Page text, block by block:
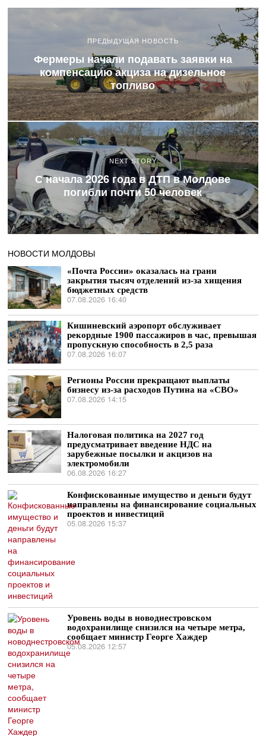
ПРЕДЫДУЩАЯ НОВОСТЬ
Фермеры начали подавать заявки на
компенсацию акциза на дизельное
топливо
NEXT STORY
С начала 2026 года в ДТП в Молдове
погибли почти 50 человек
НОВОСТИ МОЛДОВЫ
«Почта России» оказалась на грани
закрытия тысяч отделений из-за хищения
бюджетных средств
07.08.2026 16:40
Кишиневский аэропорт обслуживает
рекордные 1900 пассажиров в час, превышая
пропускную способность в 2,5 раза
07.08.2026 16:07
Регионы России прекращают выплаты
бизнесу из-за расходов Путина на «СВО»
07.08.2026 14:15
Налоговая политика на 2027 год
предусматривает введение НДС на
зарубежные посылки и акцизов на
электромобили
06.08.2026 16:27
Конфискованные имущество и деньги будут
направлены на финансирование социальных
проектов и инвестиций
05.08.2026 15:37
Уровень воды в новоднестровском
водохранилище снизился на четыре метра,
сообщает министр Георге Хаждер
05.08.2026 12:57